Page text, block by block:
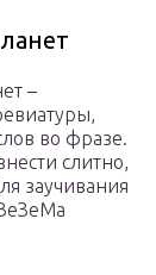
–
во фразе.
слитно,
заучивания